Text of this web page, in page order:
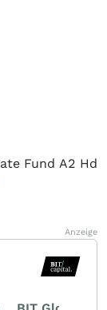
Anzeige